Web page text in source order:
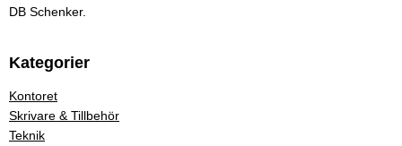
DB Schenker.
Kategorier
Kontoret
Skrivare & Tillbehör
Teknik